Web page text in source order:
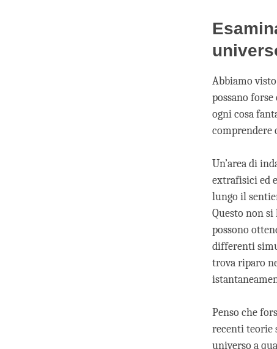
Abbiamo
possano
ogni cosa
comprendere
Un’area di
extrafisici ed
lungo il
Questo non
possono
differenti
trova riparo
Penso che
recenti teorie
universo a